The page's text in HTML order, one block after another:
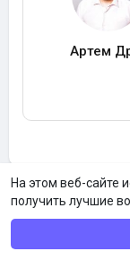
На этом веб-сайте
получить лучшие
Артем